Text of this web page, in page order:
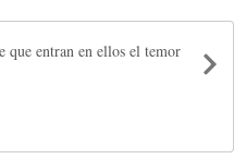
que entran en ellos el temor